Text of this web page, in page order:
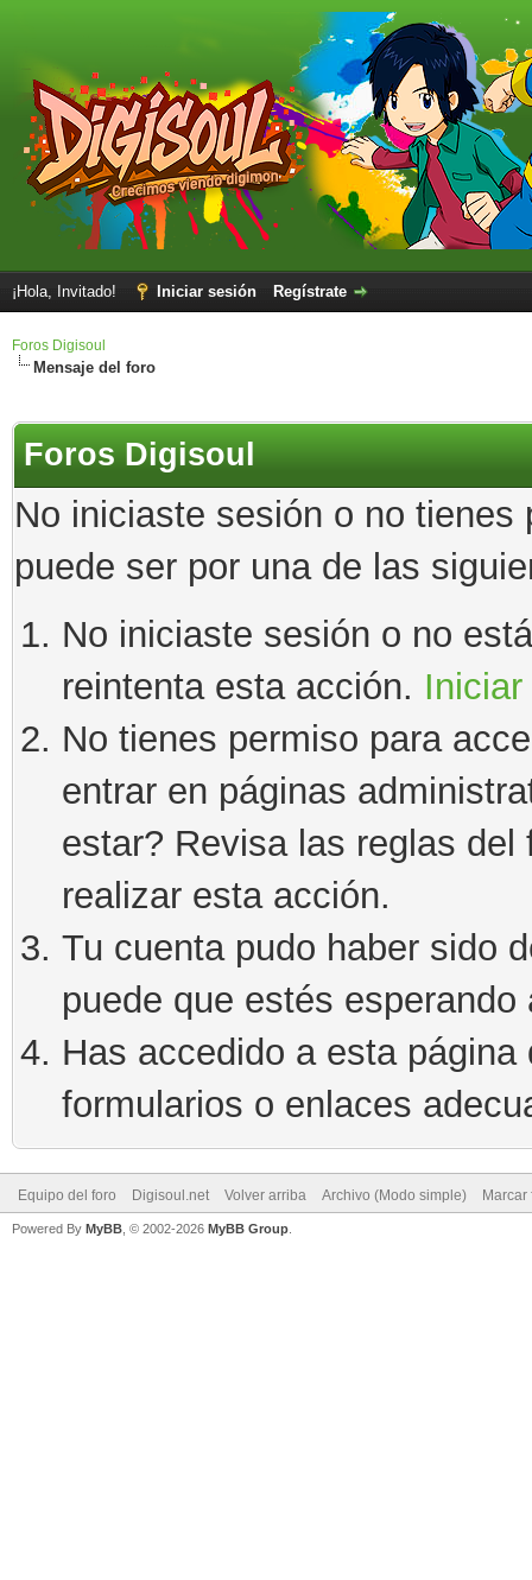
¡Hola, Invitado! Iniciar sesión Regístrate
Foros Digisoul
Mensaje del foro
Foros Digisoul
No iniciaste sesión o no
puede ser por una de las
No iniciaste sesión o no
reintenta esta acción.
No tienes permiso para
entrar en páginas
estar? Revisa las reglas
realizar esta acción.
Tu cuenta pudo haber sido
puede que estés esperando
Has accedido a esta
formularios o enlaces
Equipo del foro Digisoul.net Volver arriba Archivo (Modo simple)
Powered By MyBB , © 2002-2026 MyBB Group